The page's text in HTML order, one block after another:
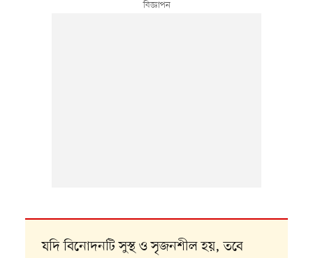
যদি বিনোদনটি সুস্থ ও সৃজনশীল হয়, তবে